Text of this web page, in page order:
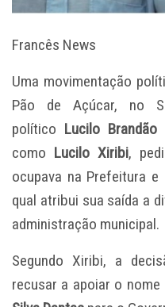
Francês News
Uma movimentação
Pão de Açúcar, no
político Lucilo
como Lucilo Xiribi,
ocupava na Prefeitura
qual atribui sua saída a
administração municipal.
Segundo Xiribi, a
recusar a apoiar o